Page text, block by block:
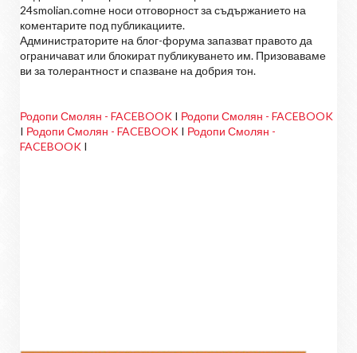
24smolian.comне носи отговорност за съдържанието на
коментарите под публикациите.
Администраторите на блог-форума запазват правото да
ограничават или блокират публикуването им. Призоваваме
ви за толерантност и спазване на добрия тон.
Родопи Смолян - FACEBOOK I Родопи Смолян - FACEBOOK
I Родопи Смолян - FACEBOOK I Родопи Смолян -
FACEBOOK I